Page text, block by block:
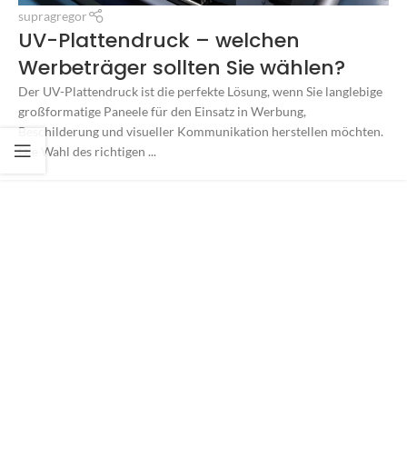
supragregor
UV-Plattendruck – welchen
Werbeträger sollten Sie wählen?
Der UV-Plattendruck ist die perfekte Lösung, wenn Sie langlebige
großformatige Paneele für den Einsatz in Werbung,
Beschilderung und visueller Kommunikation herstellen möchten.
Die Wahl des richtigen ...